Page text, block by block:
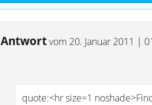
Antwortvom 20. Januar 2011 |
quote:<hr size=1